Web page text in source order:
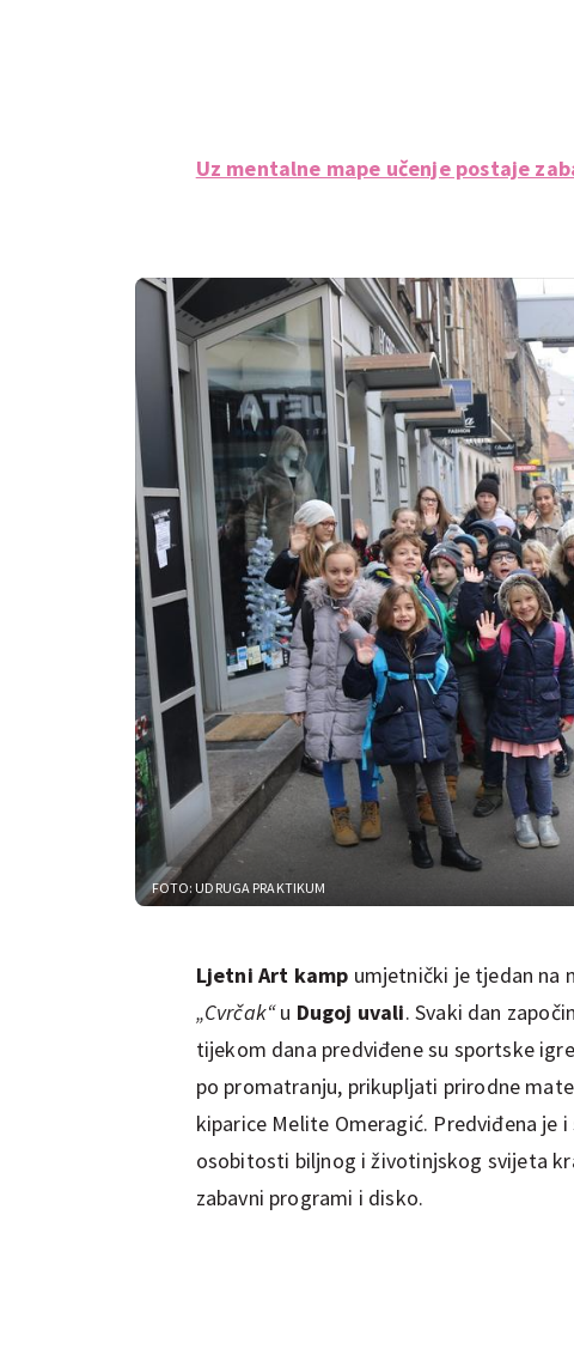
Uz mentalne mape učenje postaje
FOTO: UDRUGA PRAKTIKUM
Ljetni Art kamp umjetnički je tjedan na
„Cvrčak“u Dugoj uvali. Svaki dan
tijekom dana predviđene su sportske
po promatranju, prikupljati prirodne
kiparice Melite Omeragić. Predviđena je
osobitosti biljnog i životinjskog svijeta
zabavni programi i disko.